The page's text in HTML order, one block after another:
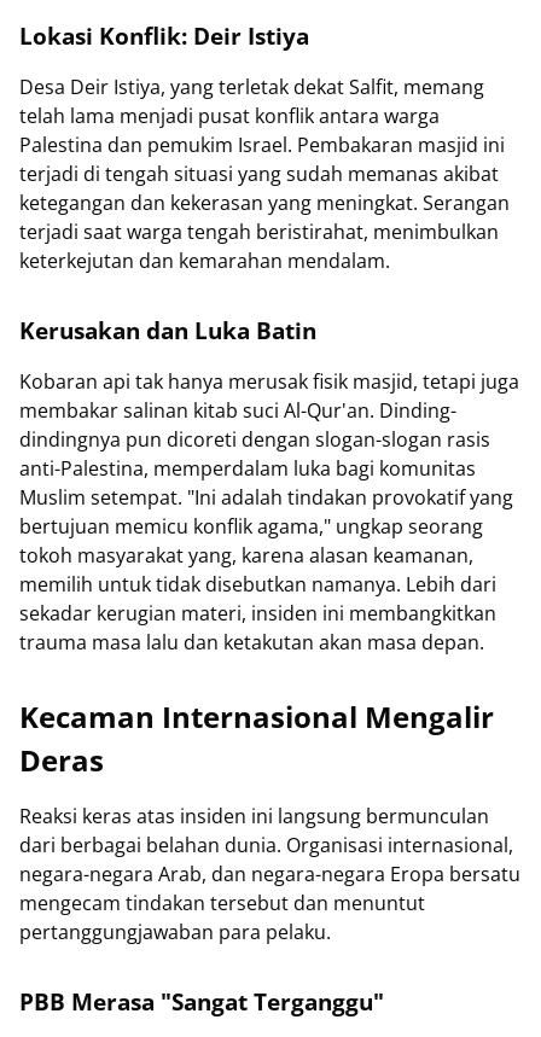
Lokasi Konflik: Deir Istiya
Desa Deir Istiya, yang terletak dekat Salfit, memang
telah lama menjadi pusat konflik antara warga
Palestina dan pemukim Israel. Pembakaran masjid ini
terjadi di tengah situasi yang sudah memanas akibat
ketegangan dan kekerasan yang meningkat. Serangan
terjadi saat warga tengah beristirahat, menimbulkan
keterkejutan dan kemarahan mendalam.
Kerusakan dan Luka Batin
Kobaran api tak hanya merusak fisik masjid, tetapi juga
membakar salinan kitab suci Al-Qur'an. Dinding-
dindingnya pun dicoreti dengan slogan-slogan rasis
anti-Palestina, memperdalam luka bagi komunitas
Muslim setempat. "Ini adalah tindakan provokatif yang
bertujuan memicu konflik agama," ungkap seorang
tokoh masyarakat yang, karena alasan keamanan,
memilih untuk tidak disebutkan namanya. Lebih dari
sekadar kerugian materi, insiden ini membangkitkan
trauma masa lalu dan ketakutan akan masa depan.
Kecaman Internasional Mengalir
Deras
Reaksi keras atas insiden ini langsung bermunculan
dari berbagai belahan dunia. Organisasi internasional,
negara-negara Arab, dan negara-negara Eropa bersatu
mengecam tindakan tersebut dan menuntut
pertanggungjawaban para pelaku.
PBB Merasa "Sangat Terganggu"